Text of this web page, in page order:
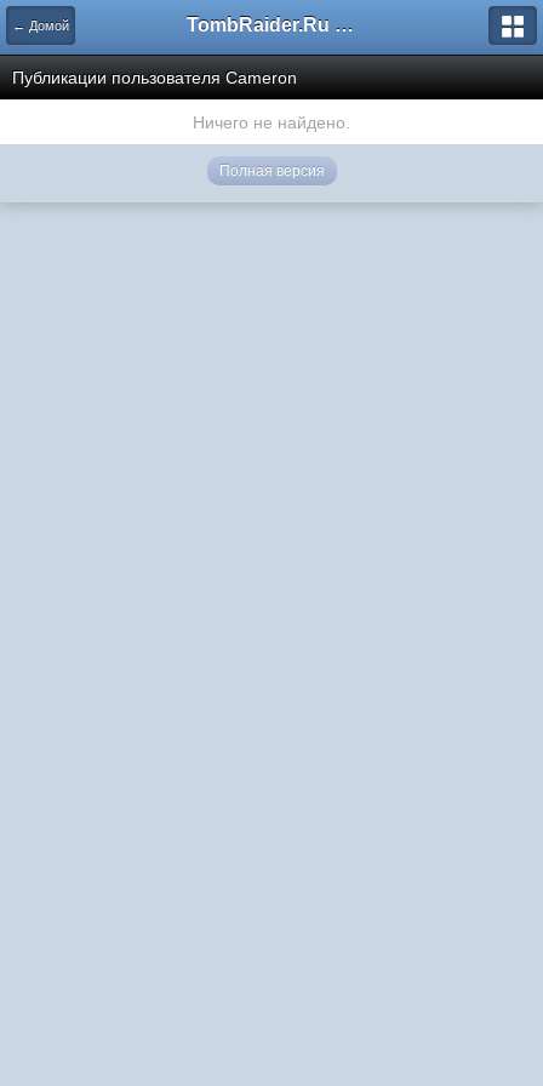
← Домой TombRaider.Ru - Форумы
Публикации пользователя Cameron
Ничего не найдено.
Полная версия